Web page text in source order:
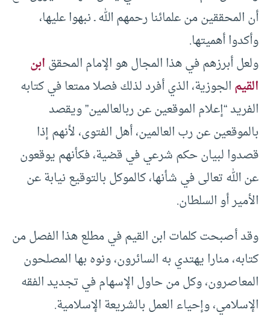
أن المحققين من علمائنا رحمهم الله ـ نبهوا عليها،
وأكدوا أهميتها.
ولعل أبرزهم في هذا المجال هو الإمام المحققابن
القيمالجوزية، الذي أفرد لذلك فصلا ممتعا في كتابه
الفريد “إعلام الموقعين عن ربالعالمين” ويقصد
بالموقعين عن رب العالمين، أهل الفتوى، لأنهم إذا
قصدوا لبيان حكم شرعي في قضية، فكأنهم يوقعون
عن الله تعالى في شأنها، كالموكل بالتوقيع نيابة عن
الأمير أو السلطان.
وقد أصبحت كلمات ابن القيم في مطلع هذا الفصل من
كتابه، منارا يهتدي به السائرون، ونوه بها المصلحون
المعاصرون، وكل من حاول الإسهام في تجديد الفقه
الإسلامي، وإحياء العمل بالشريعة الإسلامية.